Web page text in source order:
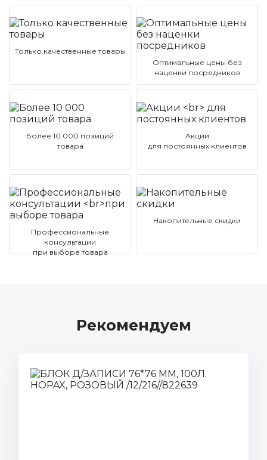
Только качественные товары
Оптимальные цены без
наценки посредников
Более 10 000 позиций
товара
Акции
для постоянных клиентов
Профессиональные
консультации
при выборе товара
Накопительные скидки
Рекомендуем